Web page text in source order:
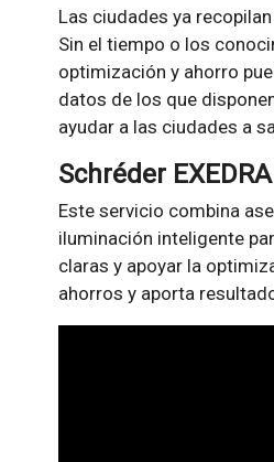
Las ciudades ya
Sin el tiempo o los
optimización y ahorro
datos de los que
ayudar a las ciudades a
Schréder
Este servicio combina
iluminación inteligente
claras y apoyar la
ahorros y aporta